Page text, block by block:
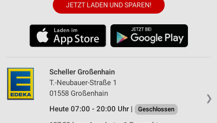
JETZT LADEN UND SPAREN!
❯
Scheller Großenhain
T.-Neubauer-Straße 1
01558 Großenhain
Heute 07:00 - 20:00 Uhr |
Geschlossen